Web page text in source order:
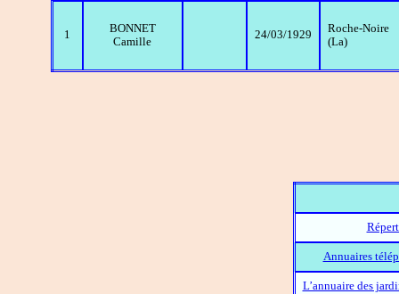
1
BONNET
Camille
24/03/1929
Roche-Noire
(La)
Annuaires
L’annuaire des